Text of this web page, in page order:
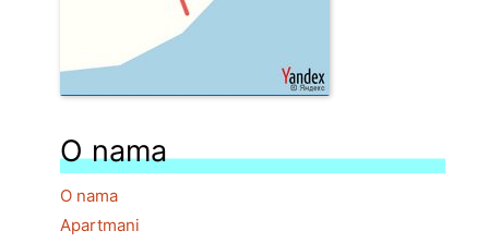
O nama
O nama
Apartmani